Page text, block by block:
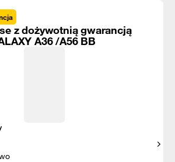
z dożywotnią gwarancją
A36 /A56 BB